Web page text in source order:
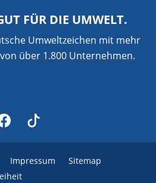
FÜR DIE UMWELT.
Umweltzeichen mit mehr
über 1.800 Unternehmen.
Impressum
Sitemap